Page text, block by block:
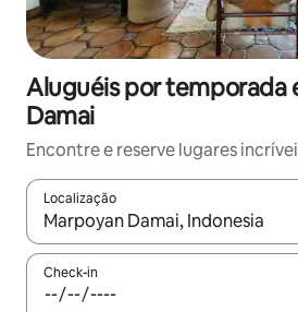
Aluguéis por temporada
Damai
Encontre e reserve lugares
Localização
Quando os resultados estiverem
Check-in